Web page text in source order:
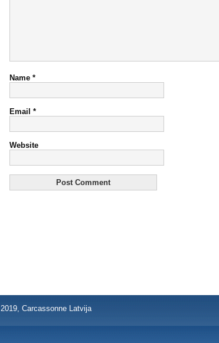
Name *
Email *
Website
2019, Carcassonne Latvija